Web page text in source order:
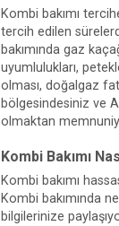
Kombi bakımı
tercih edilen
bakımında gaz
uyumlulukları,
olması, doğalgaz
bölgesindesiniz ve
olmaktan
Kombi Bakımı
Kombi bakımı
Kombi bakımında
bilgilerinize